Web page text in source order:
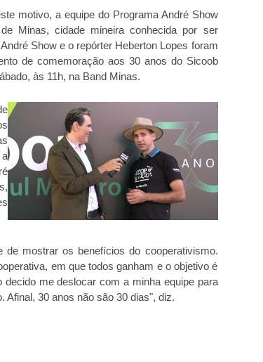
motivo, a equipe do Programa André Show
Minas, cidade mineira conhecida por ser
Show e o repórter Heberton Lopes foram
de comemoração aos 30 anos do Sicoob
às 11h, na Band Minas.
de mostrar os benefícios do cooperativismo.
em que todos ganham e o objetivo é
me deslocar com a minha equipe para
Afinal, 30 anos não são 30 dias", diz.